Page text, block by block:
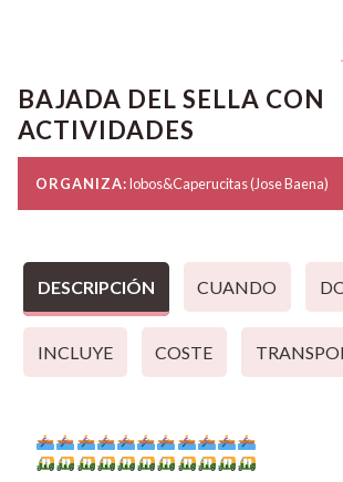
BAJADA DEL SELLA CON
ACTIVIDADES
ORGANIZA:lobos&Caperucitas (Jose Baena)
DESCRIPCIÓN CUANDO
INCLUYE COSTE